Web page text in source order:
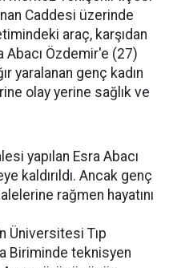
Caddesi üzerinde
araç, karşıdan
Abacı Özdemir'e (27)
yaralanan genç kadın
olay yerine sağlık ve
yapılan Esra Abacı
kaldırıldı. Ancak genç
rağmen hayatını
Üniversitesi Tıp
Biriminde teknisyen